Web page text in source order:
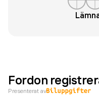
Fordon
Presenterat av